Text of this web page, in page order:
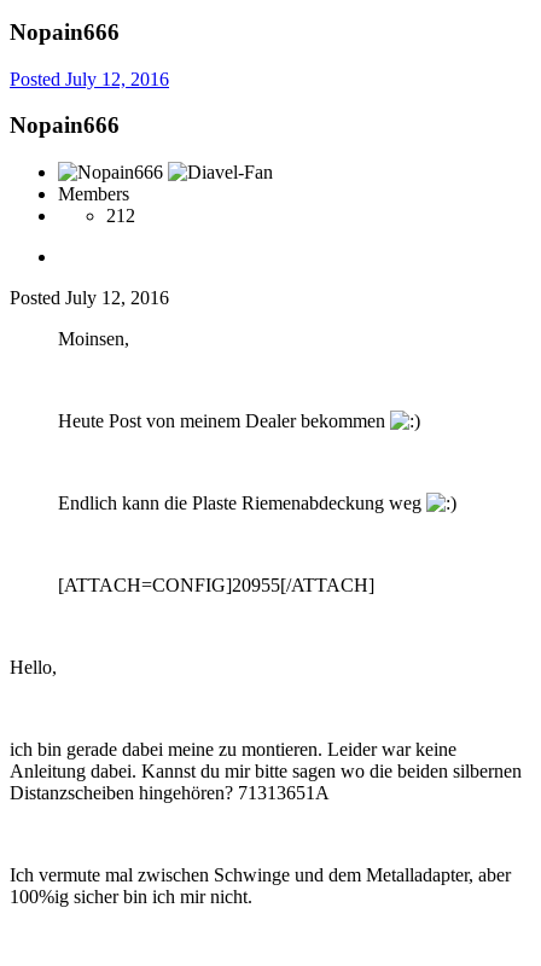
Nopain666
Posted July 12, 2016
Nopain666
Members
212
Posted July 12, 2016
Moinsen,
Heute Post von meinem Dealer bekommen
Endlich kann die Plaste Riemenabdeckung weg
[ATTACH=CONFIG]20955[/ATTACH]
Hello,
ich bin gerade dabei meine zu montieren. Leider war keine
Anleitung dabei. Kannst du mir bitte sagen wo die beiden silbernen
Distanzscheiben hingehören? 71313651A
Ich vermute mal zwischen Schwinge und dem Metalladapter, aber
100%ig sicher bin ich mir nicht.